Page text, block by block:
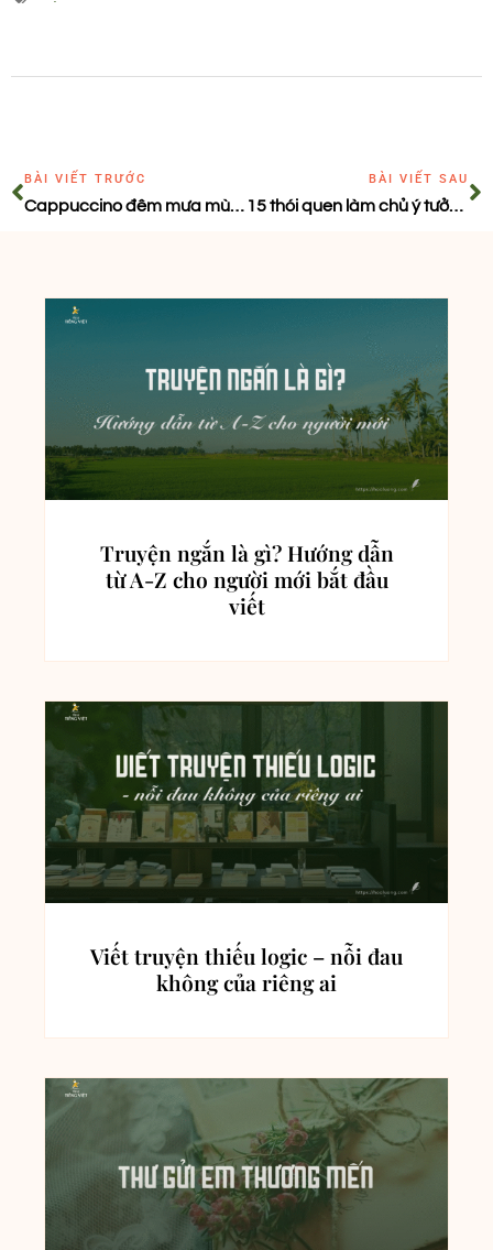
BÀI VIẾT TRƯỚC
Cappuccino đêm mưa mùa hạ
BÀI VIẾT SAU
15 thói quen làm chủ ý tưởng dễ thực hiện mỗi ngày
Truyện ngắn là gì? Hướng dẫn
từ A-Z cho người mới bắt đầu
viết
Viết truyện thiếu logic – nỗi đau
không của riêng ai